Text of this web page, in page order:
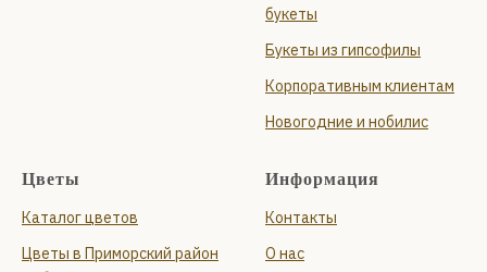
букеты
Букеты из гипсофилы
Корпоративным клиентам
Новогодние и нобилис
Цветы
Каталог цветов
Цветы в Приморский район
Информация
Контакты
О нас